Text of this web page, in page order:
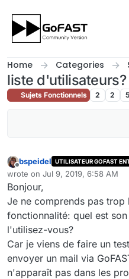
Home Categories
liste d'utilisateurs?
Sujets Fonctionnels 2 2
Offline
bspeidel UTILISATEUR GOFAST
wrote on Jul 9, 2019, 6:58 AM
last edited by
Bonjour,
Je ne comprends pas
fonctionnalité: quel est
l'utilisez-vous?
Car je viens de faire un
envoyer un mail via
n'apparaît pas dans les